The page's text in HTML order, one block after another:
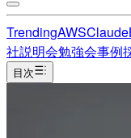
TrendingAWSClaude
社説明会勉強会事例
目次